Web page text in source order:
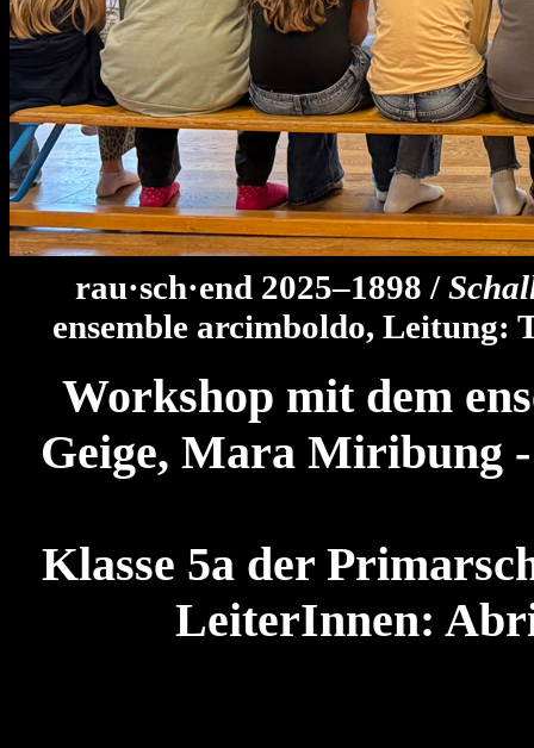
rau·sch·end 2025–1898 /
ensemble arcimboldo, Leitung:
Workshop mit dem
Geige, Mara Miribung
Klasse 5a der
LeiterInnen: